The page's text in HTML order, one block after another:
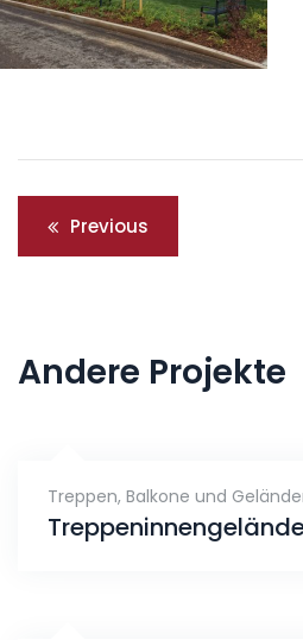
Previous
Andere Projekte
Treppen, Balkone und